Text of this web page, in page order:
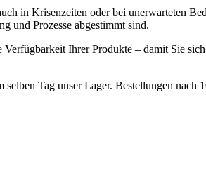
in Krisenzeiten oder bei unerwarteten
und Prozesse abgestimmt sind.
Ihrer Produkte – damit Sie
Tag unser Lager. Bestellungen nach